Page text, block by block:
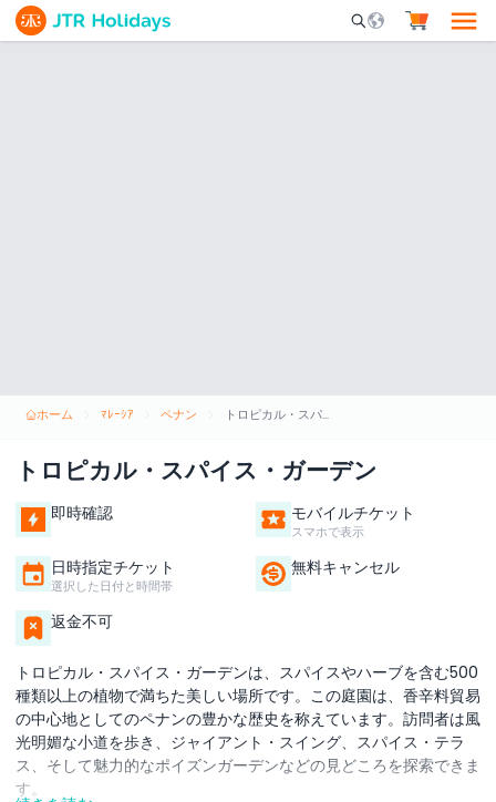
Mobile Search
ホーム ﾏﾚｰｼｱ ペナン トロピカル・スパイス・ガーデン
トロピカル・スパイス・ガーデン
即時確認 モバイルチケット
スマホで表示
日時指定チケット
選択した日付と時間帯
無料キャンセル
返金不可
トロピカル・スパイス・ガーデンは、スパイスやハーブを含む500
種類以上の植物で満ちた美しい場所です。この庭園は、香辛料貿易
の中心地としてのペナンの豊かな歴史を称えています。訪問者は風
光明媚な小道を歩き、ジャイアント・スイング、スパイス・テラ
ス、そして魅力的なポイズンガーデンなどの見どころを探索できま
す。